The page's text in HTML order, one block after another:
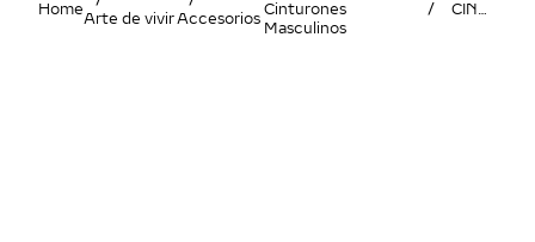
Arte de vivirAccesorios
Cinturones
Masculinos
CINTURÓN TANK DE CARTIER